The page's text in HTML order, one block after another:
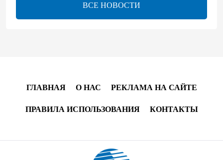
Эмир Катара обсудил с Трампом ситуацию вокруг
В Физулинском районе вспыхнул пожар на
ВСЕ НОВОСТИ
ГЛАВНАЯ О НАС РЕКЛАМА НА САЙТЕ
ПРАВИЛА ИСПОЛЬЗОВАНИЯ КОНТАКТЫ